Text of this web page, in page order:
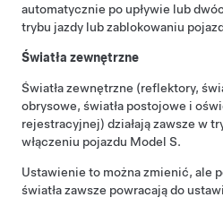
automatycznie po upływie lub
trybu jazdy lub zablokowaniu
Światła zewnętrzne
Światła zewnętrzne (reflektory,
obrysowe, światła postojowe i
rejestracyjnej) działają zawsze w
włączeniu pojazdu Model S.
Ustawienie to można zmienić, ale
światła zawsze powracają do